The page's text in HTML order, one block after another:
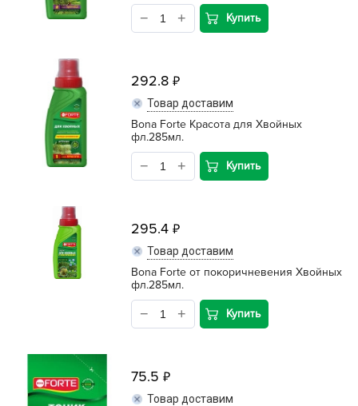
Купить
292.8
Товар доставим
Bona Forte Красота для Хвойных
фл.285мл.
Купить
295.4
Товар доставим
Bona Forte от покоричневения Хвойных
фл.285мл.
Купить
75.5
Товар доставим